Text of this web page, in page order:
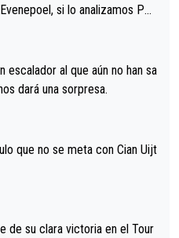
si lo analizamos Poj
con Evenepoel dándose la
más allá de los típicos toqu
a Vingegard. Ahí hubo una in
Toro con calzador en posi
complicar el tour.
escalador al que aún no han sa
dice , que nos dará una sorpresa.
no se meta con Cian Uijt
de su clara victoria en el Tour